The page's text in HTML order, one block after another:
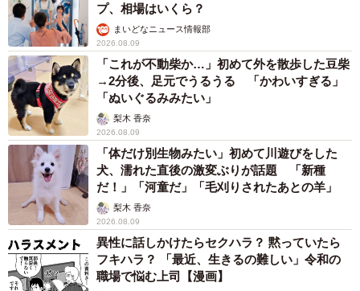
プ、相場はいくら？
まいどなニュース情報部
2026.08.09
「これが不動柴か…」初めて外を散歩した豆柴
→2分後、足元でうるうる 「かわいすぎる」
「ぬいぐるみみたい」
梨木 香奈
2026.08.09
「体だけ別生物みたい」初めて川遊びをした
犬、濡れた直後の激変ぶりが話題 「新種
だ！」「河童だ」「毛刈りされたあとの羊」
梨木 香奈
2026.08.09
異性に話しかけたらセクハラ？ 黙っていたら
フキハラ？ 「最近、生きるの難しい」令和の
職場で悩む上司【漫画】